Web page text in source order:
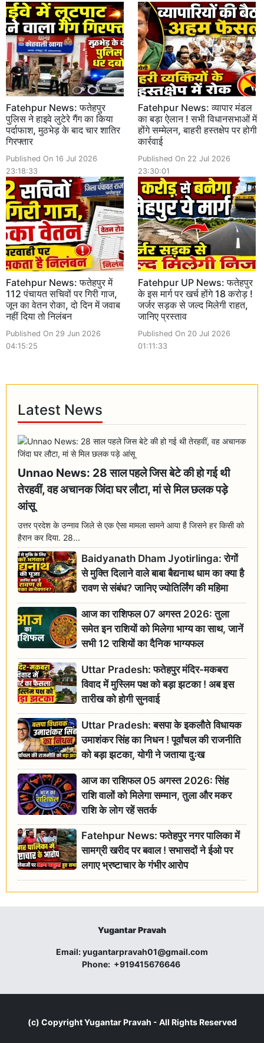
Fatehpur News: फतेहपुर
पुलिस ने हाइवे लुटेरे गैंग का किया
पर्दाफाश, मुठभेड़ के बाद चार शातिर
गिरफ्तार
Published On 16 Jul 2026
23:18:33
Fatehpur News: व्यापार मंडल
का बड़ा ऐलान ! सभी विधानसभाओं में
होंगे सम्मेलन, बाहरी हस्तक्षेप पर होगी
कार्रवाई
Published On 22 Jul 2026
23:30:01
Fatehpur News: फतेहपुर में
112 पंचायत सचिवों पर गिरी गाज,
जून का वेतन रोका, दो दिन में जवाब
नहीं दिया तो निलंबन
Published On 29 Jun 2026
04:15:25
Fatehpur UP News: फतेहपुर
के इस मार्ग पर खर्च होंगे 18 करोड़ !
जर्जर सड़क से जल्द मिलेगी राहत,
जानिए प्रस्ताव
Published On 20 Jul 2026
01:11:33
Latest News
Unnao News: 28 साल पहले जिस बेटे की हो गई थी
तेरहवीं, वह अचानक जिंदा घर लौटा, मां से मिल छलक पड़े
आंसू
उत्तर प्रदेश के उन्नाव जिले से एक ऐसा मामला सामने आया है जिसने हर किसी को
हैरान कर दिया. 28...
Baidyanath Dham Jyotirlinga: रोगों
से मुक्ति दिलाने वाले बाबा बैद्यनाथ धाम का क्या है
रावण से संबंध? जानिए ज्योतिर्लिंग की महिमा
आज का राशिफल 07 अगस्त 2026: तुला
समेत इन राशियों को मिलेगा भाग्य का साथ, जानें
सभी 12 राशियों का दैनिक भाग्यफल
Uttar Pradesh: फतेहपुर मंदिर-मकबरा
विवाद में मुस्लिम पक्ष को बड़ा झटका ! अब इस
तारीख को होगी सुनवाई
Uttar Pradesh: बसपा के इकलौते विधायक
उमाशंकर सिंह का निधन ! पूर्वांचल की राजनीति
को बड़ा झटका, योगी ने जताया दुःख
आज का राशिफल 05 अगस्त 2026: सिंह
राशि वालों को मिलेगा सम्मान, तुला और मकर
राशि के लोग रहें सतर्क
Fatehpur News: फतेहपुर नगर पालिका में
सामग्री खरीद पर बवाल ! सभासदों ने ईओ पर
लगाए भ्रष्टाचार के गंभीर आरोप
Yugantar Pravah
Email:yugantarpravah01@gmail.com
Phone: +919415676646
(c) CopyrightYugantar Pravah - All Rights Reserved